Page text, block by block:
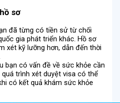
sơ
đã từng có tiền sử từ chối
gia phát triển khác. Hồ sơ
xét kỹ lưỡng hơn, dẫn đến thời
bạn có vấn đề về sức khỏe cần
trình xét duyệt visa có thể
có kết quả khám sức khỏe